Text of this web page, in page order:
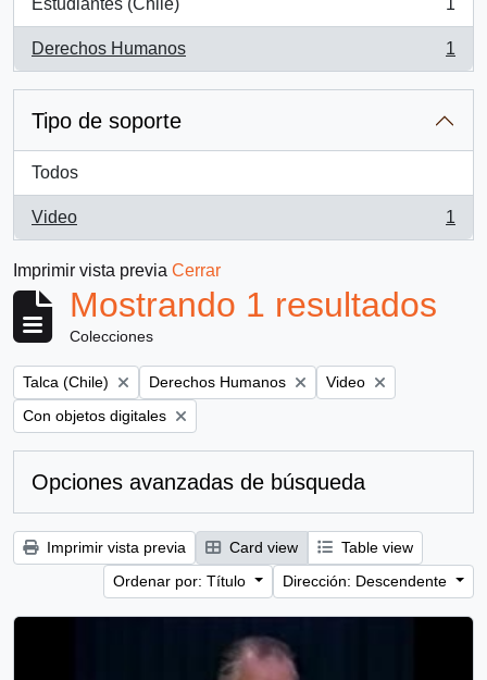
Estudiantes (Chile)
, 1 resultados
1
Derechos Humanos
, 1 resultados
1
Tipo de soporte
Todos
Video
, 1 resultados
1
Imprimir vista previa Cerrar
Mostrando 1 resultados
Colecciones
Remove filter:
Talca (Chile) Remove filter:
Derechos Humanos Remove filter:
Video
Remove filter:
Con objetos digitales
Opciones avanzadas de búsqueda
Imprimir vista previa Card view
Table view
Ordenar por: Título
Dirección: Descendente